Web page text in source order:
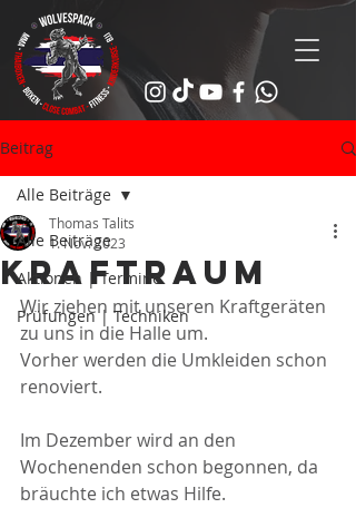
Beitrag
Alle Beiträge
Aktionen | Termine
Prüfungen | Techniken
Alle Beiträge
kraftraum
Thomas Talits
1. Nov. 2023
Wir ziehen mit unseren Kraftgeräten
zu uns in die Halle um.
Vorher werden die Umkleiden schon
renoviert.
Im Dezember wird an den
Wochenenden schon begonnen, da
bräuchte ich etwas Hilfe.